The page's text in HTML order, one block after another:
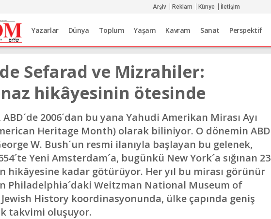
Arşiv Reklam Künye İletişim
Yazarlar Dünya Toplum Yaşam Kavram Sanat Perspektif
Sefarad ve Mizrahiler:
hikâyesinin ötesinde
ABD´de 2006´dan bu yana Yahudi Amerikan Mirası Ayı
Heritage Month) olarak biliniyor. O dönemin ABD
W. Bush´un resmi ilanıyla başlayan bu gelenek,
Yeni Amsterdam´a, bugünkü New York´a sığınan 23
hikâyesine kadar götürüyor. Her yıl bu mirası görünür
Philadelphia´daki Weitzman National Museum of
History koordinasyonunda, ülke çapında geniş
takvimi oluşuyor.